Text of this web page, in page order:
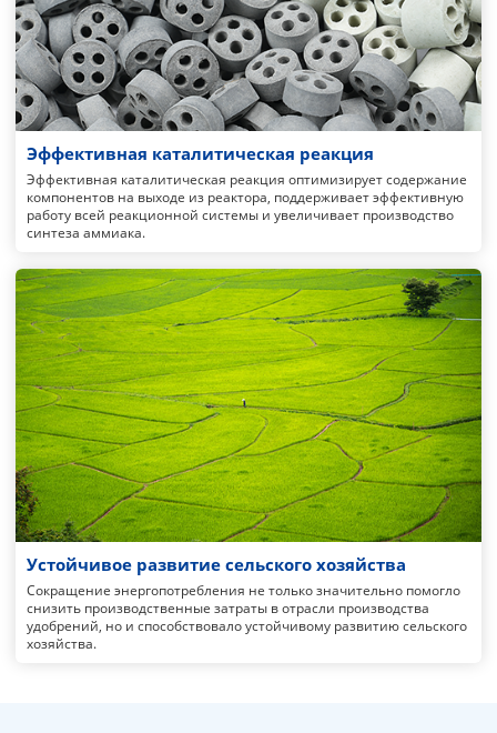
Эффективная каталитическая реакция
Эффективная каталитическая реакция оптимизирует содержание
компонентов на выходе из реактора, поддерживает эффективную
работу всей реакционной системы и увеличивает производство
синтеза аммиака.
Устойчивое развитие сельского хозяйства
Сокращение энергопотребления не только значительно помогло
снизить производственные затраты в отрасли производства
удобрений, но и способствовало устойчивому развитию сельского
хозяйства.